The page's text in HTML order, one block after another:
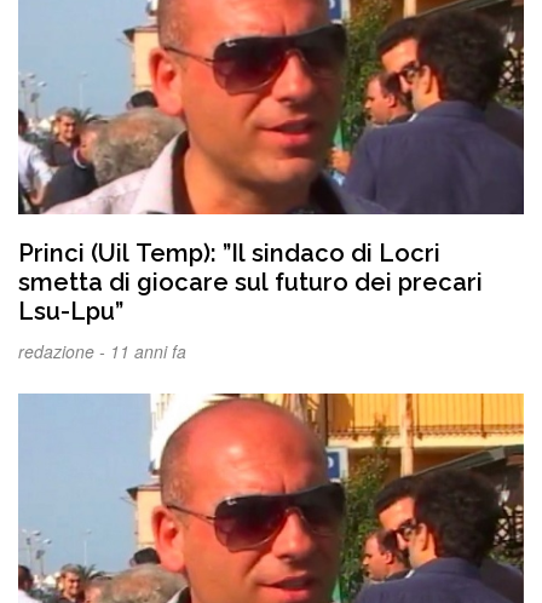
Princi (Uil Temp): ”Il sindaco di Locri
smetta di giocare sul futuro dei precari
Lsu-Lpu”
redazione - 11 anni fa